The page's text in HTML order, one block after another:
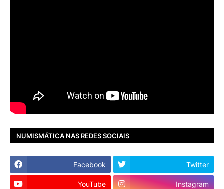
NUMISMÁTICA NAS REDES SOCIAIS
Facebook Twitter
YouTube Instagram